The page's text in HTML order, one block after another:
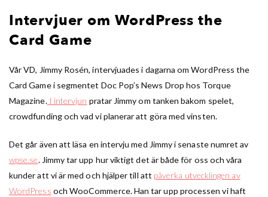
Intervjuer om WordPress the
Card Game
Vår VD, Jimmy Rosén, intervjuades i dagarna om WordPress the
Card Game i segmentet Doc Pop’s News Drop hos Torque
Magazine.I intervjun pratar Jimmy om tanken bakom spelet,
crowdfunding och vad vi planerar att göra med vinsten.
Det går även att läsa en intervju med Jimmy i senaste numret av
wpse.se. Jimmy tar upp hur viktigt det är både för oss och våra
kunder att vi är med och hjälper till att påverka utvecklingen av
WordPress och WooCommerce. Han tar upp processen vi haft